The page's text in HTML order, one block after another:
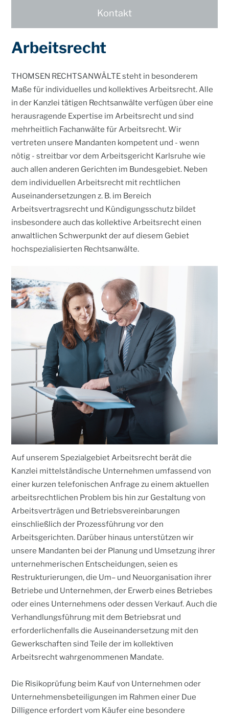
Kontakt
Seminare
Karriere
Kontakt
Arbeitsrecht
THOMSEN RECHTSANWÄLTE steht in besonderem
Maße für individuelles und kollektives Arbeitsrecht. Alle
in der Kanzlei tätigen Rechtsanwälte verfügen über eine
herausragende Expertise im Arbeitsrecht und sind
mehrheitlich Fachanwälte für Arbeitsrecht. Wir
vertreten unsere Mandanten kompetent und - wenn
nötig - streitbar vor dem Arbeitsgericht Karlsruhe wie
auch allen anderen Gerichten im Bundesgebiet. Neben
dem individuellen Arbeitsrecht mit rechtlichen
Auseinandersetzungen z. B. im Bereich
Arbeitsvertragsrecht und Kündigungsschutz bildet
insbesondere auch das kollektive Arbeitsrecht einen
anwaltlichen Schwerpunkt der auf diesem Gebiet
hochspezialisierten Rechtsanwälte.
Auf unserem Spezialgebiet Arbeitsrecht berät die
Kanzlei mittelständische Unternehmen umfassend von
einer kurzen telefonischen Anfrage zu einem aktuellen
arbeitsrechtlichen Problem bis hin zur Gestaltung von
Arbeitsverträgen und Betriebsvereinbarungen
einschließlich der Prozessführung vor den
Arbeitsgerichten. Darüber hinaus unterstützen wir
unsere Mandanten bei der Planung und Umsetzung ihrer
unternehmerischen Entscheidungen, seien es
Restrukturierungen, die Um– und Neuorganisation ihrer
Betriebe und Unternehmen, der Erwerb eines Betriebes
oder eines Unternehmens oder dessen Verkauf. Auch die
Verhandlungsführung mit dem Betriebsrat und
erforderlichenfalls die Auseinandersetzung mit den
Gewerkschaften sind Teile der im kollektiven
Arbeitsrecht wahrgenommenen Mandate.
Die Risikoprüfung beim Kauf von Unternehmen oder
Unternehmensbeteiligungen im Rahmen einer Due
Dilligence erfordert vom Käufer eine besondere